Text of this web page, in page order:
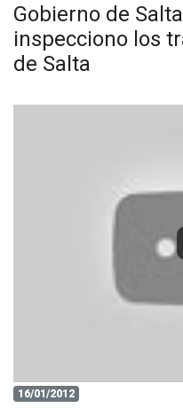
Gobierno de
inspecciono los
de Salta
16/01/2012